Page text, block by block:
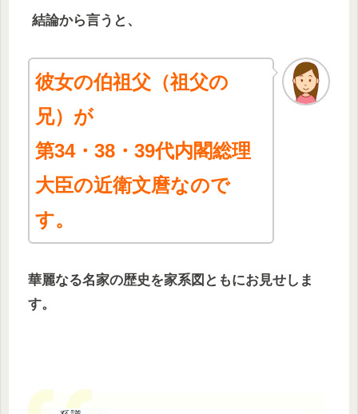
結論から言うと、
彼女の伯祖父（祖父の
兄）が
第34・38・39代内閣総理
大臣の近衛文麿なので
す。
華麗なる名家の歴史を家系図ともにお見せしま
す。